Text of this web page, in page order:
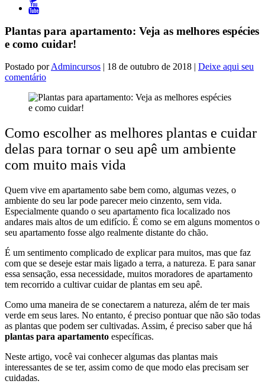
Plantas para apartamento: Veja as melhores espécies
e como cuidar!
Postado porAdmincursos | 18 de outubro de 2018 | Deixe aqui seu
comentário
Como escolher as melhores plantas e cuidar
delas para tornar o seu apê um ambiente
com muito mais vida
Quem vive em apartamento sabe bem como, algumas vezes, o
ambiente do seu lar pode parecer meio cinzento, sem vida.
Especialmente quando o seu apartamento fica localizado nos
andares mais altos de um edifício. É como se em alguns momentos o
seu apartamento fosse algo realmente distante do chão.
É um sentimento complicado de explicar para muitos, mas que faz
com que se deseje estar mais ligado a terra, a natureza. E para sanar
essa sensação, essa necessidade, muitos moradores de apartamento
tem recorrido a cultivar cuidar de plantas em seu apê.
Como uma maneira de se conectarem a natureza, além de ter mais
verde em seus lares. No entanto, é preciso pontuar que não são todas
as plantas que podem ser cultivadas. Assim, é preciso saber que há
plantas para apartamento específicas.
Neste artigo, você vai conhecer algumas das plantas mais
interessantes de se ter, assim como de que modo elas precisam ser
cuidadas.